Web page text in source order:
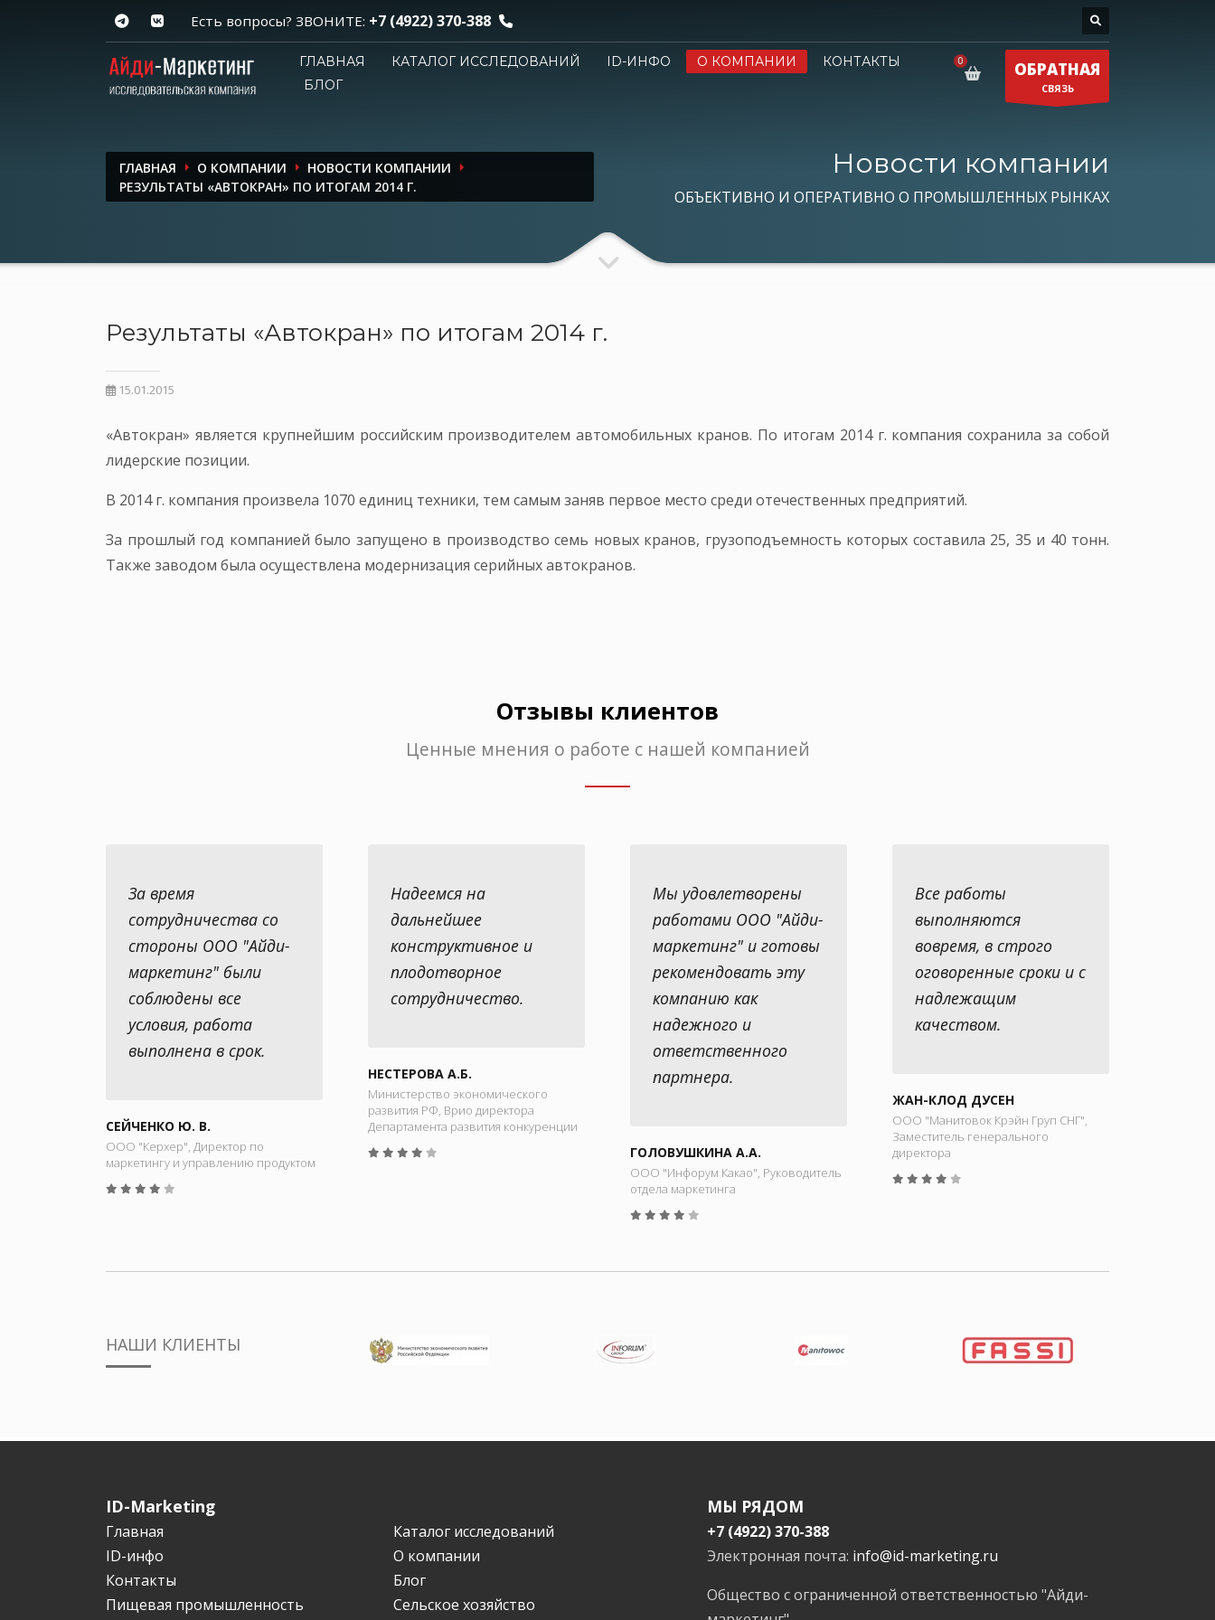
Есть вопросы? ЗВОНИТЕ: +7 (4922) 370-388
ГЛАВНАЯ КАТАЛОГ ИССЛЕДОВАНИЙ ID-ИНФО О КОМПАНИИ
КОНТАКТЫ
БЛОГ
ОБРАТНАЯ
СВЯЗЬ
ГЛАВНАЯ О КОМПАНИИ
НОВОСТИ КОМПАНИИ
РЕЗУЛЬТАТЫ «АВТОКРАН» ПО ИТОГАМ 2014 Г.
Новости компании
ОБЪЕКТИВНО И ОПЕРАТИВНО О ПРОМЫШЛЕННЫХ РЫНКАХ
Результаты «Автокран» по итогам 2014 г.
15.01.2015
«Автокран» является крупнейшим российским производителем автомобильных кранов. По итогам 2014 г. компания сохранила за собой
лидерские позиции.
В 2014 г. компания произвела 1070 единиц техники, тем самым заняв первое место среди отечественных предприятий.
За прошлый год компанией было запущено в производство семь новых кранов, грузоподъемность которых составила 25, 35 и 40 тонн.
Также заводом была осуществлена модернизация серийных автокранов.
Отзывы клиентов
Ценные мнения о работе с нашей компанией
За время
сотрудничества со
стороны ООО "Айди-
маркетинг" были
соблюдены все
условия, работа
выполнена в срок.
СЕЙЧЕНКО Ю. В.
ООО "Керхер", Директор по
маркетингу и управлению продуктом
Надеемся на
дальнейшее
конструктивное и
плодотворное
сотрудничество.
НЕСТЕРОВА А.Б.
Министерство экономического
развития РФ, Врио директора
Департамента развития конкуренции
Мы удовлетворены
работами ООО "Айди-
маркетинг" и готовы
рекомендовать эту
компанию как
надежного и
ответственного
партнера.
ГОЛОВУШКИНА А.А.
ООО "Инфорум Какао", Руководитель
отдела маркетинга
Все работы
выполняются
вовремя, в строго
оговоренные сроки и с
надлежащим
качеством.
ЖАН-КЛОД ДУСЕН
ООО "Манитовок Крэйн Груп СНГ",
Заместитель генерального
директора
НАШИ КЛИЕНТЫ
ID-Marketing
Главная
Каталог исследований
ID-инфо
О компании
Контакты
Блог
Пищевая промышленность
Сельское хозяйство
МЫ РЯДОМ
+7 (4922) 370-388
Электронная почта: info@id-marketing.ru
Общество с ограниченной ответственностью "Айди-